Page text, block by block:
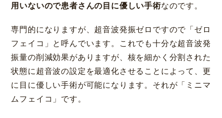
用いないので患者さんの目に優しい手術なのです。
専門的になりますが、超音波発振ゼロですので「ゼロ
フェイコ」と呼んでいます。これでも十分な超音波発
振量の削減効果がありますが、核を細かく分割された
状態に超音波の設定を最適化させることによって、更
に目に優しい手術が可能になります。それが「ミニマ
ムフェイコ」です。